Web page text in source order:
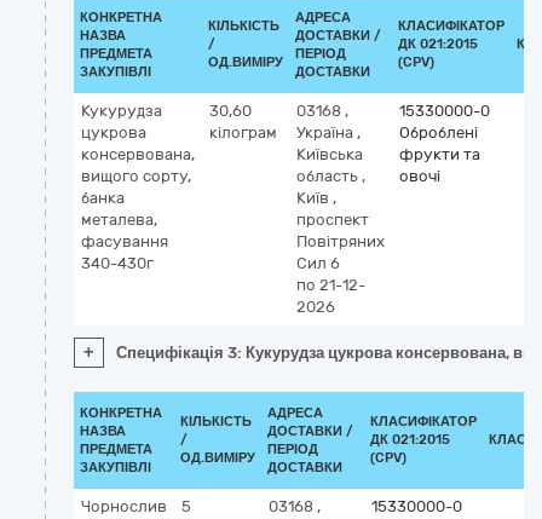
КОНКРЕТНА
НАЗВА
ПРЕДМЕТА
ЗАКУПІВЛІ
КІЛЬКІСТЬ
/
ОД.ВИМІРУ
АДРЕСА
ДОСТАВКИ /
ПЕРІОД
ДОСТАВКИ
КЛАСИФІКАТОР
ДК 021:2015
(CPV)
Кукурудза
цукрова
консервована,
вищого сорту,
банка
металева,
фасування
340-430г
30,60
кілограм
03168 ,
Україна ,
Київська
область ,
Київ ,
проспект
Повітряних
Сил 6
по 21-12-
2026
15330000-0
Оброблені
фрукти та
овочі
+ Специфікація 3: Кукурудза цукрова консервована,
КОНКРЕТНА
НАЗВА
ПРЕДМЕТА
ЗАКУПІВЛІ
КІЛЬКІСТЬ
/
ОД.ВИМІРУ
АДРЕСА
ДОСТАВКИ /
ПЕРІОД
ДОСТАВКИ
КЛАСИФІКАТОР
ДК 021:2015
(CPV)
Чорнослив 5 03168 , 15330000-0